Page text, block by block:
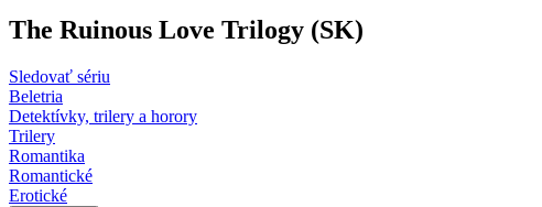
The Ruinous Love Trilogy (SK)
Sledovať sériu
Beletria
Detektívky, trilery a horory
Trilery
Romantika
Romantické
Erotické